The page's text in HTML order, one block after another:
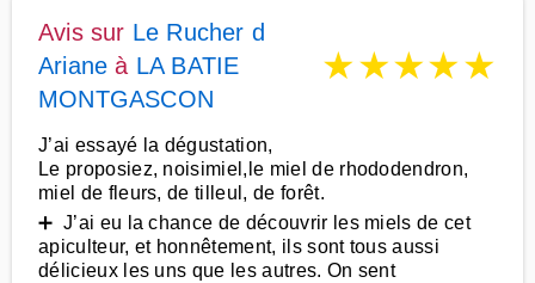
Avis sur Le Rucher d
Ariane à LA BATIE
MONTGASCON
★★★★★
J’ai essayé la dégustation,
Le proposiez, noisimiel,le miel de rhododendron,
miel de fleurs, de tilleul, de forêt.
➕ J’ai eu la chance de découvrir les miels de cet
apiculteur, et honnêtement, ils sont tous aussi
délicieux les uns que les autres. On sent